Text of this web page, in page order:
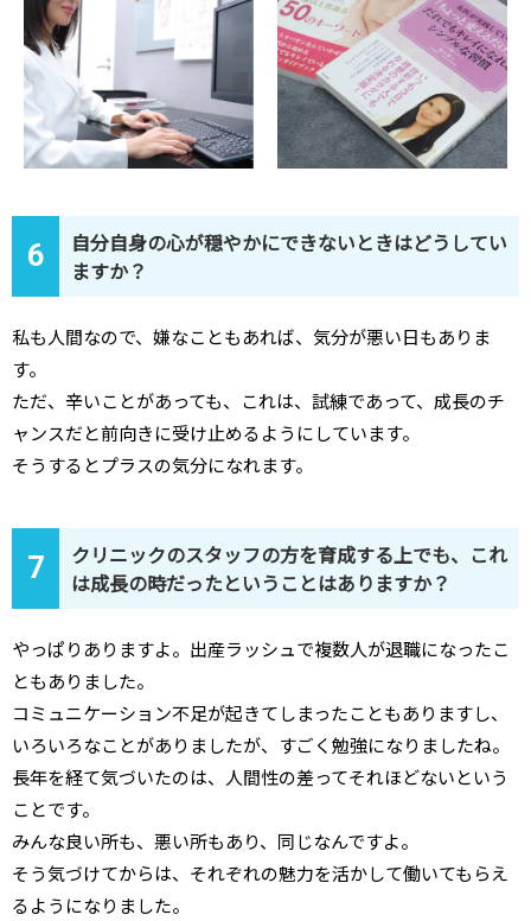
6
自分自身の心が穏やかにできないときはどうしてい
ますか？
私も人間なので、嫌なこともあれば、気分が悪い日もありま
す。
ただ、辛いことがあっても、これは、試練であって、成長のチ
ャンスだと前向きに受け止めるようにしています。
そうするとプラスの気分になれます。
7
クリニックのスタッフの方を育成する上でも、これ
は成長の時だったということはありますか？
やっぱりありますよ。出産ラッシュで複数人が退職になったこ
ともありました。
コミュニケーション不足が起きてしまったこともありますし、
いろいろなことがありましたが、すごく勉強になりましたね。
長年を経て気づいたのは、人間性の差ってそれほどないという
ことです。
みんな良い所も、悪い所もあり、同じなんですよ。
そう気づけてからは、それぞれの魅力を活かして働いてもらえ
るようになりました。